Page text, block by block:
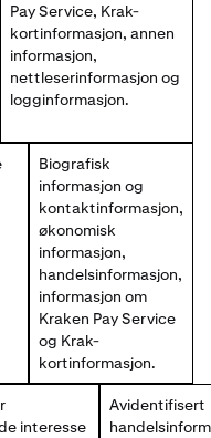
Pay Service, Krak-
kortinformasjon, annen
informasjon,
nettleserinformasjon og
logginformasjon.
Biografisk
informasjon og
kontaktinformasjon,
økonomisk
informasjon,
handelsinformasjon,
informasjon om
Kraken Pay Service
og Krak-
kortinformasjon.
interesse
Avidentifisert